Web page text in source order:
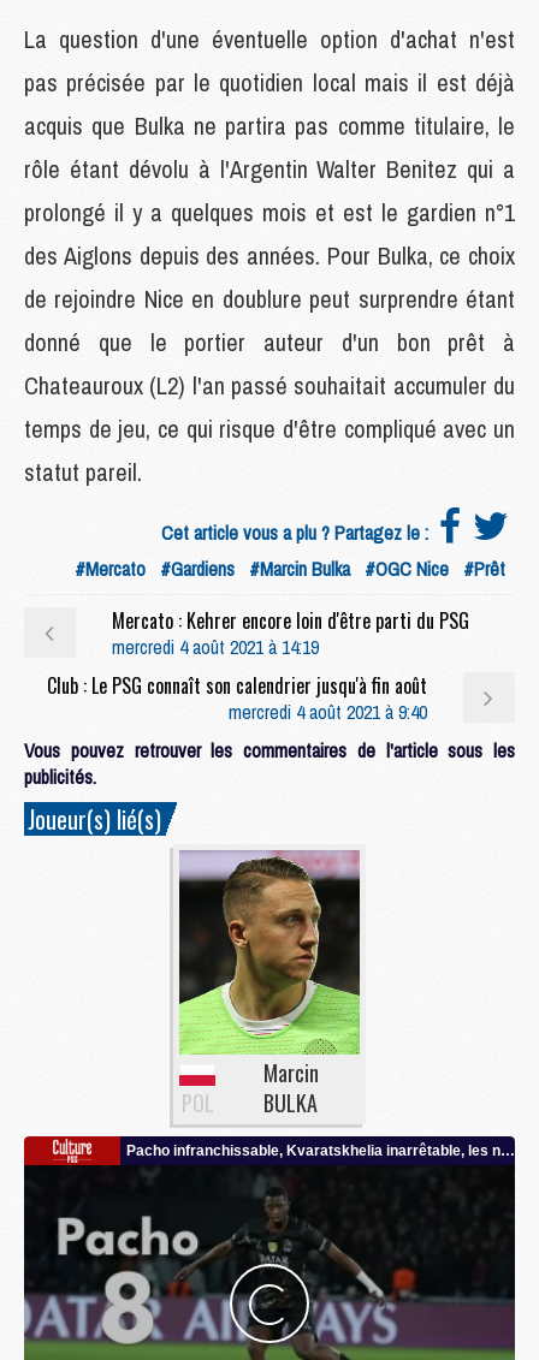
La question d'une éventuelle option d'achat n'est
pas précisée par le quotidien local mais il est déjà
acquis que Bulka ne partira pas comme titulaire, le
rôle étant dévolu à l'Argentin Walter Benitez qui a
prolongé il y a quelques mois et est le gardien n°1
des Aiglons depuis des années. Pour Bulka, ce choix
de rejoindre Nice en doublure peut surprendre étant
donné que le portier auteur d'un bon prêt à
Chateauroux (L2) l'an passé souhaitait accumuler du
temps de jeu, ce qui risque d'être compliqué avec un
statut pareil.
Cet article vous a plu ? Partagez le :
#Mercato #Gardiens #Marcin Bulka #OGC Nice #Prêt
Mercato : Kehrer encore loin d'être parti du PSG
mercredi 4 août 2021 à 14:19
Club : Le PSG connaît son calendrier jusqu'à fin août
mercredi 4 août 2021 à 9:40
Vous pouvez retrouver les commentaires de l'article sous les
publicités.
Joueur(s) lié(s)
POL
Marcin
BULKA